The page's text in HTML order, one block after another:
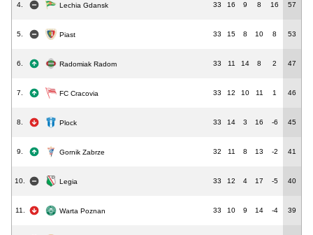
4. Lechia Gdansk 33 16 9 8 16 57
5. Piast 33 15 8 10 8 53
6. Radomiak Radom 33 11 14 8 2 47
7. FC Cracovia 33 12 10 11 1 46
8. Plock 33 14 3 16 -6 45
9. Gornik Zabrze 32 11 8 13 -2 41
10. Legia 33 12 4 17 -5 40
11. Warta Poznan 33 10 9 14 -4 39